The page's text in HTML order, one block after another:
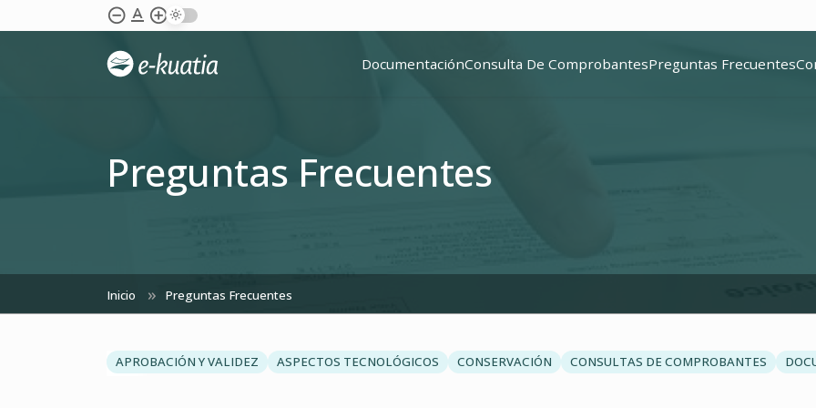
Saltar al contenido principal
remove_circle_outline text_format add_circle_outline
DocumentaciónConsulta De ComprobantesPreguntas Frecuentes
Preguntas Frecuentes
Inicio Preguntas Frecuentes
chevron_leftAPROBACIÓN Y VALIDEZ ASPECTOS TECNOLÓGICOS CONSERVACIÓN CONSULTAS DE COMPROBANTES